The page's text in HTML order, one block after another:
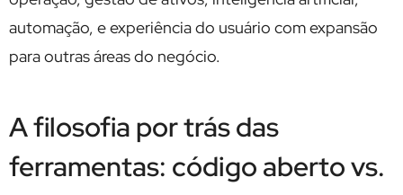
automação, e experiência do usuário com expansão
para outras áreas do negócio.
A filosofia por trás das
ferramentas: código aberto vs.